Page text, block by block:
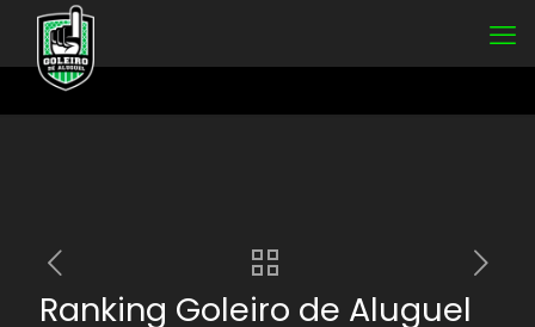
Ranking Goleiro de Aluguel